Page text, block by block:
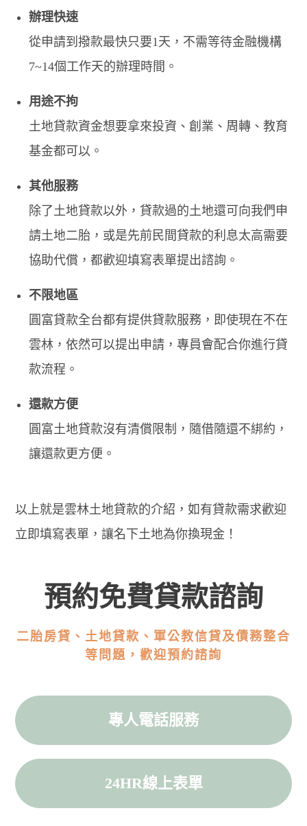
辦理快速
從申請到撥款最快只要1天，不需等待金融機構
7~14個工作天的辦理時間。
用途不拘
土地貸款資金想要拿來投資、創業、周轉、教育
基金都可以。
其他服務
除了土地貸款以外，貸款過的土地還可向我們申
請土地二胎，或是先前民間貸款的利息太高需要
協助代償，都歡迎填寫表單提出諮詢。
不限地區
圓富貸款全台都有提供貸款服務，即使現在不在
雲林，依然可以提出申請，專員會配合你進行貸
款流程。
還款方便
圓富土地貸款沒有清償限制，隨借隨還不綁約，
讓還款更方便。
以上就是雲林土地貸款的介紹，如有貸款需求歡迎
立即填寫表單，讓名下土地為你換現金！
預約免費貸款諮詢
二胎房貸、土地貸款、軍公教信貸及債務整合
等問題，歡迎預約諮詢
專人電話服務
24HR線上表單